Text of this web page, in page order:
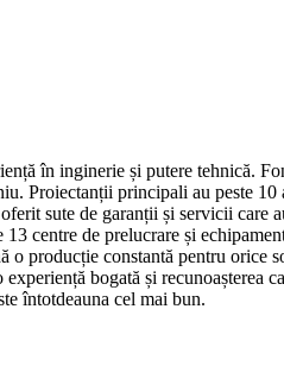
în inginerie și putere tehnică.
Proiectanții principali au peste 10
sute de garanții și servicii care
centre de prelucrare și
o producție constantă pentru orice
bogată și recunoașterea
întotdeauna cel mai bun.